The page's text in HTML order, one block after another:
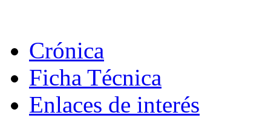
Crónica
Ficha Técnica
Enlaces de interés